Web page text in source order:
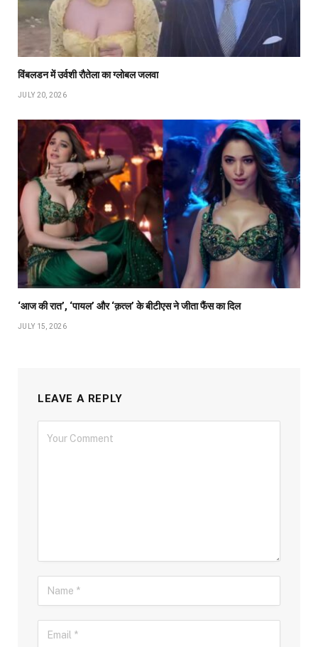
विंबलडन में उर्वशी रौतेला का ग्लोबल जलवा
JULY 20, 2026
‘आज की रात’, ‘पायल’ और ‘क़त्ल’ के बीटीएस ने जीता फैंस का दिल
JULY 15, 2026
LEAVE A REPLY